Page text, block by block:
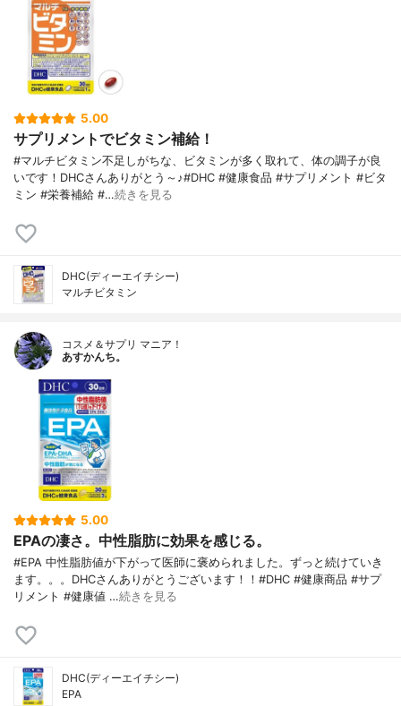
5.00
サプリメントでビタミン補給！
#マルチビタミン不足しがちな、ビタミンが多く取れて、体の調子が良
いです！DHCさんありがとう～♪#DHC #健康食品 #サプリメント #ビタ
ミン #栄養補給 #…続きを見る
DHC(ディーエイチシー)
マルチビタミン
コスメ＆サプリ マニア！
あすかんち。
5.00
EPAの凄さ。中性脂肪に効果を感じる。
#EPA 中性脂肪値が下がって医師に褒められました。ずっと続けていき
ます。。。DHCさんありがとうございます！！#DHC #健康商品 #サプ
リメント #健康値 …続きを見る
DHC(ディーエイチシー)
EPA